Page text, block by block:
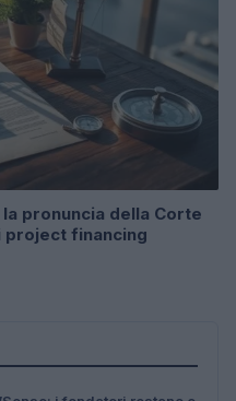
pronuncia della Corte
project financing